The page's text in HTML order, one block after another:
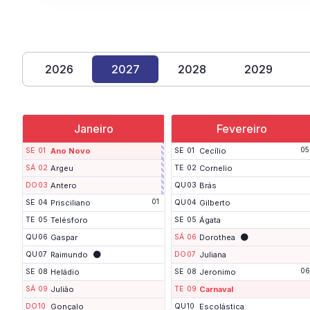
2026 2027 2028 2029
Janeiro
SE 01 Ano Novo
F
i
m
d
e
e
a
p
o
SÁ 02 Argeu
DO 03 Antero
SE 04 Prisciliano 01
TE 05 Telésforo
QU 06 Gaspar
QU 07 Raimundo 🌑
SE 08 Heládio
SÁ 09 Julião
DO10 Gonçalo
Fevereiro
SE 01 Cecílio 05
TE 02 Cornelio
QU 03 Brás
QU 04 Gilberto
SE 05 Ágata
SÁ 06 Dorothea 🌑
DO 07 Juliana
SE 08 Jeronimo 06
TE 09 Carnaval
QU10 Escolástica